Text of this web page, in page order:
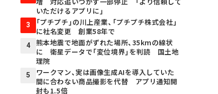
いただけるアプリに」
3
「プチプチ」の川上産業、「プチプチ株式会社」
に社名変更 創業58年で
4
熊本地震で地面がずれた場所、35kmの線状
に 衛星データで「変位境界」を判読 国土地
理院
5
ワークマン、実は画像生成AIを導入していた
間に合わない商品撮影を代替 アプリ通知開
封も1.5倍